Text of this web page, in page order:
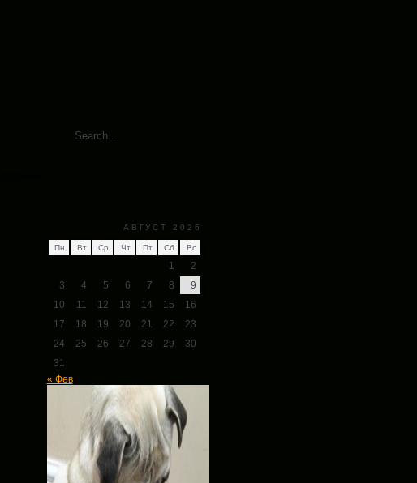
АВГУСТ 2026
Пн Вт Ср Чт Пт Сб Вс
1
2
3
4 5 6 7 8
9
10
11 12 13 14 15
16
17
18 19 20 21 22
23
24
25 26 27 28 29
30
31
« Фев